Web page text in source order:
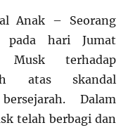
Anak – Seorang
pada hari Jumat
terhadap
atas skandal
Dalam
telah berbagi dan